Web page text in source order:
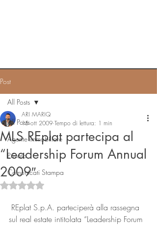
Post
All Posts
Agente immobiliare
Privato
Comunicati Stampa
All Posts
MLS REplat partecipa al
“Leadership Forum Annual
2009″
ARI MARIQ
15 ott 2009 Tempo di lettura: 1 min
Valutazione NaN stelle su 5.
sul real estate intitolata “Leadership Forum